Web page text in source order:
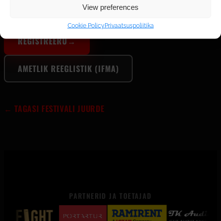
View preferences
Cookie PolicyPrivaatsuspoliitika
REGISTREERU→
AMETLIK REEGLISTIK (IFMA)
← TAGASI FESTIVALI JUURDE
PARTNERID JA TOETAJAD